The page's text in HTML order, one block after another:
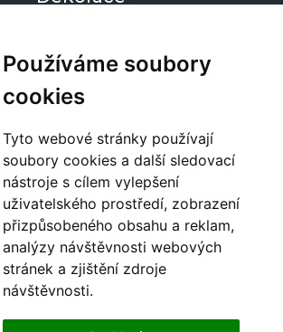
Používáme soubory
cookies
Tyto webové stránky používají
soubory cookies a další sledovací
nástroje s cílem vylepšení
uživatelského prostředí, zobrazení
přizpůsobeného obsahu a reklam,
analýzy návštěvnosti webových
stránek a zjištění zdroje
návštěvnosti.
je společnost zabývající se dovozem a
designového i stylového nábytku
a dekorací.
Česká republika
270, 267 12 Loděnice u Berouna